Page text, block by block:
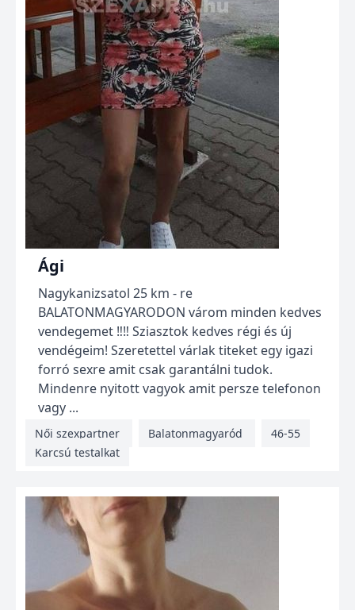
Ági
Nagykanizsatol 25 km - re
BALATONMAGYARODON várom minden kedves
vendegemet ‼️‼️ Sziasztok kedves régi és új
vendégeim! Szeretettel várlak titeket egy igazi
forró sexre amit csak garantálni tudok.
Mindenre nyitott vagyok amit persze telefonon
vagy ...
Női szexpartner Balatonmagyaród
46-55
Karcsú testalkat